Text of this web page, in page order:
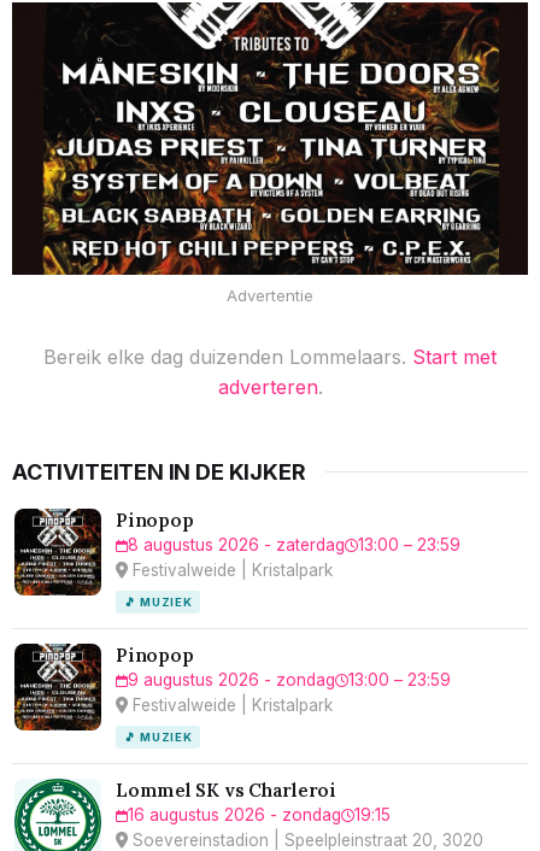
Advertentie
Bereik elke dag duizenden Lommelaars. Start met
adverteren.
ACTIVITEITEN IN DE KIJKER
Pinopop
8 augustus 2026 - zaterdag
13:00 – 23:59
Festivalweide | Kristalpark
🎵 MUZIEK
Pinopop
9 augustus 2026 - zondag
13:00 – 23:59
Festivalweide | Kristalpark
🎵 MUZIEK
Lommel SK vs Charleroi
16 augustus 2026 - zondag
19:15
Soevereinstadion | Speelpleinstraat 20, 3020